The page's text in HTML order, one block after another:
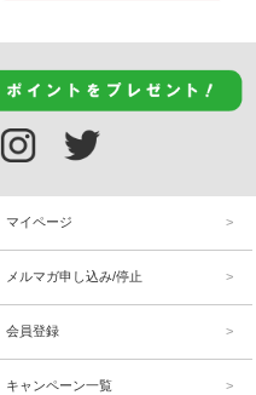
マイページ
メルマガ申し込み/停止
会員登録
キャンペーン一覧